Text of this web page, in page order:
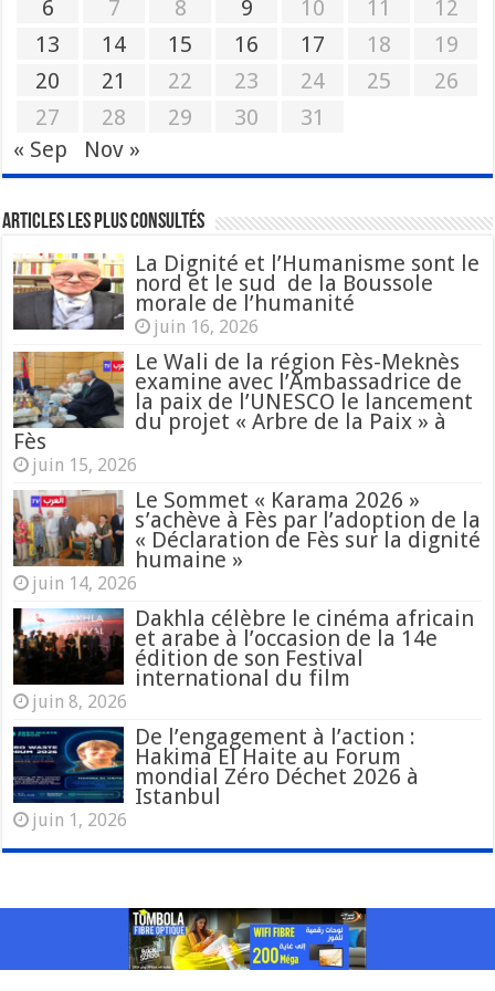
6
7 8 9 10 11
12
13
14 15 16 17 18
19
20
21 22 23 24 25
26
27
28 29 30
31
« Sep
Nov »
Articles les plus consultés
La Dignité et l’Humanisme sont le
nord et le sud de la Boussole
morale de l’humanité
juin 16, 2026
Le Wali de la région Fès-Meknès
examine avec l’Ambassadrice de
la paix de l’UNESCO le lancement
du projet « Arbre de la Paix » à
Fès
juin 15, 2026
Le Sommet « Karama 2026 »
s’achève à Fès par l’adoption de la
« Déclaration de Fès sur la dignité
humaine »
juin 14, 2026
Dakhla célèbre le cinéma africain
et arabe à l’occasion de la 14e
édition de son Festival
international du film
juin 8, 2026
De l’engagement à l’action :
Hakima El Haite au Forum
mondial Zéro Déchet 2026 à
Istanbul
juin 1, 2026